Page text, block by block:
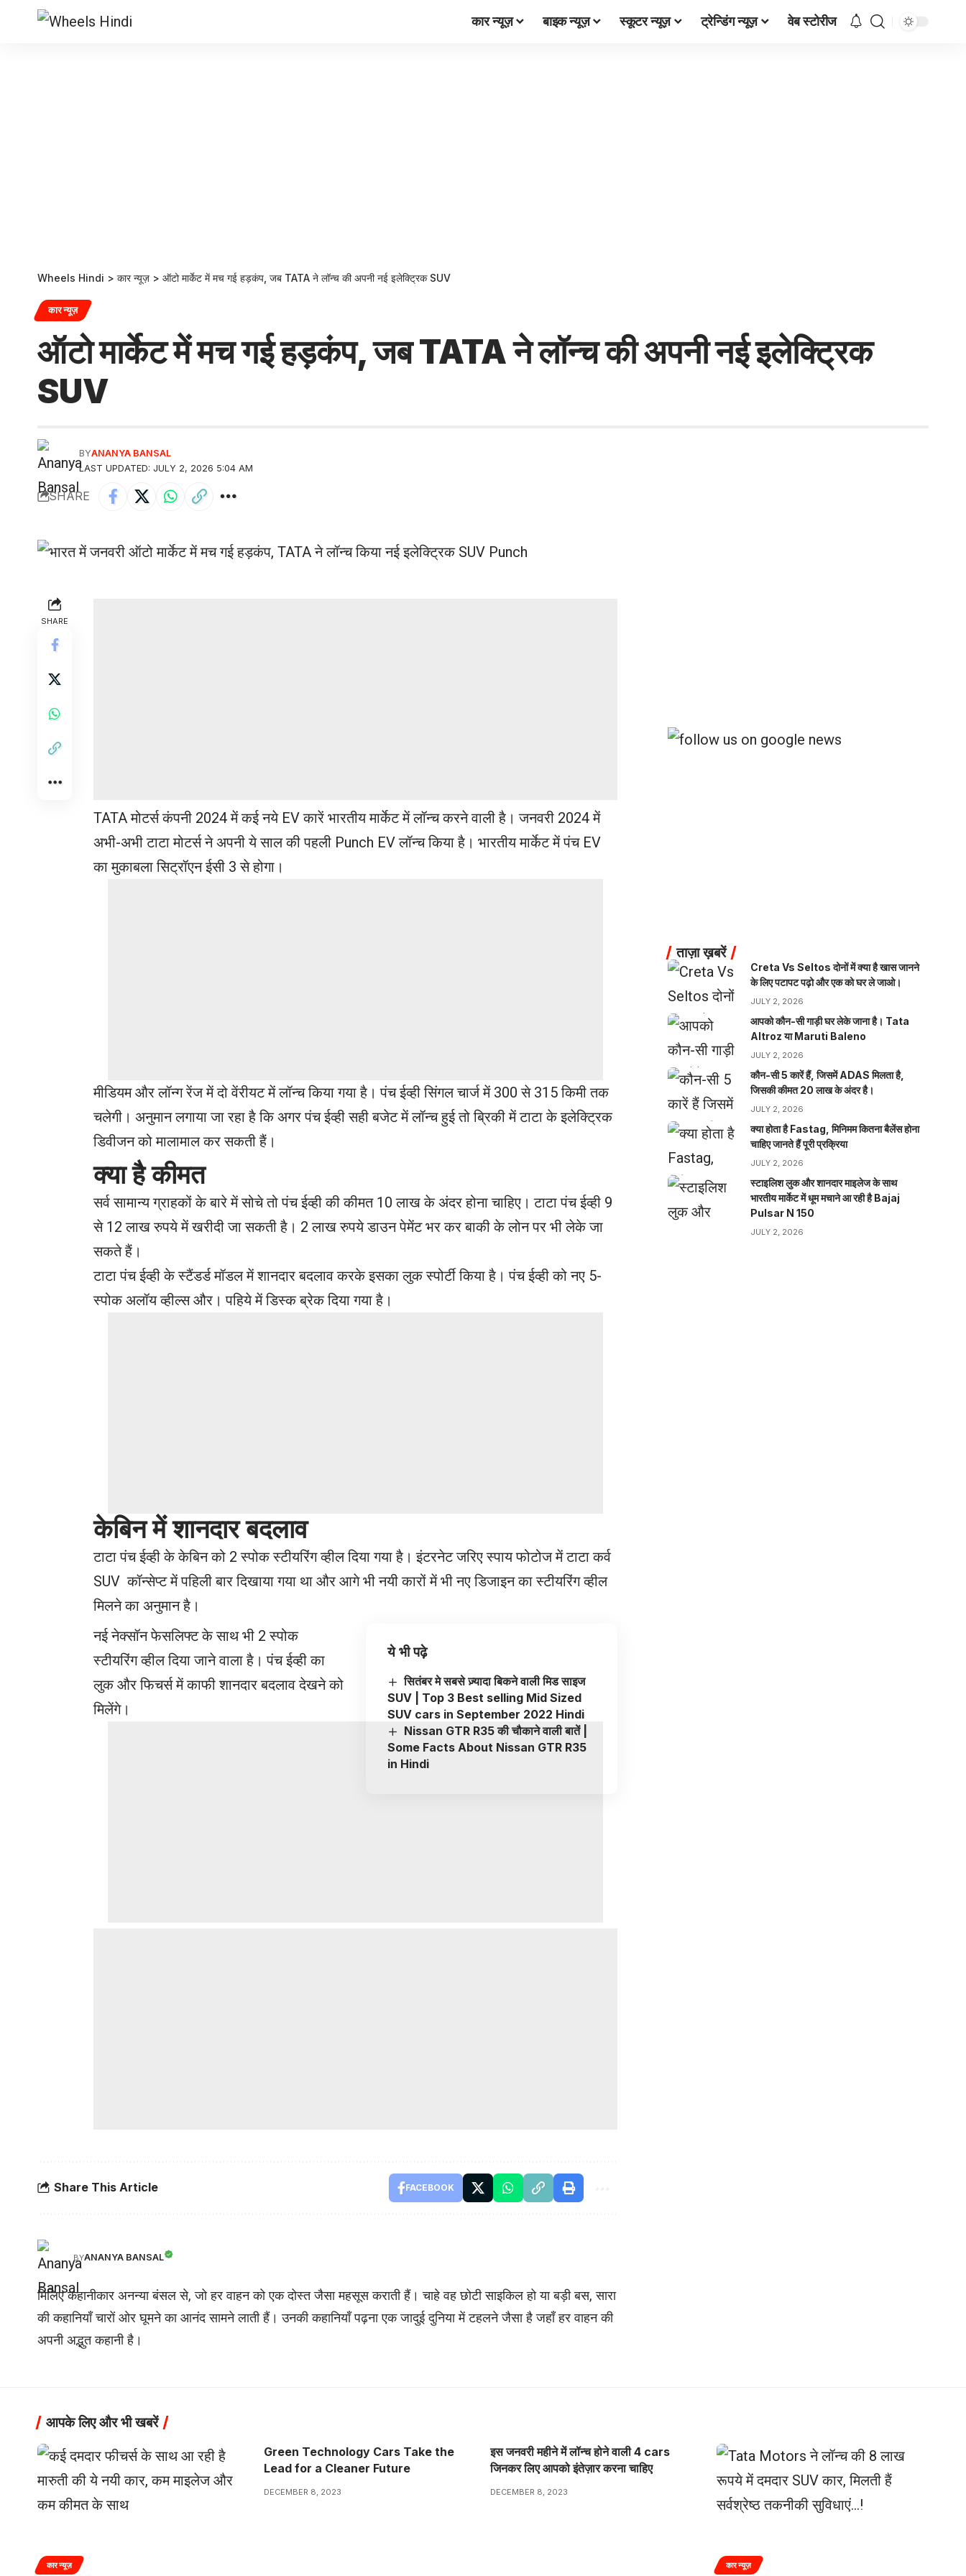
कार न्यूज़ बाइक न्यूज़ स्कूटर न्यूज़ ट्रेन्डिंग न्यूज़ वेब स्टोरीज
Wheels Hindi > कार न्यूज़ > ऑटो मार्केट में मच गई हड़कंप, जब TATA ने लॉन्च की अपनी नई इलेक्ट्रिक SUV
कार न्यूज़
ऑटो मार्केट में मच गई हड़कंप, जब TATA ने लॉन्च की अपनी नई इलेक्ट्रिक
SUV
LAST UPDATED: JULY 2, 2026 5:04 AM
BYANANYA BANSAL
SHARE
SHARE
TATA मोटर्स कंपनी 2024 में कई नये EV कारें भारतीय मार्केट में लॉन्च करने वाली है। जनवरी 2024 में
अभी-अभी टाटा मोटर्स ने अपनी ये साल की पहली Punch EV लॉन्च किया है। भारतीय मार्केट में पंच EV
का मुकाबला सिट्रॉएन ईसी 3 से होगा।
मीडियम और लॉन्ग रेंज में दो वेंरीयट में लॉन्च किया गया है। पंच ईव्ही सिंगल चार्ज में 300 से 315 किमी तक
चलेगी। अनुमान लगाया जा रहा है कि अगर पंच ईव्ही सही बजेट में लॉन्च हुई तो ब्रिकी में टाटा के इलेक्ट्रिक
डिवीजन को मालामाल कर सकती हैं।
क्या है कीमत
सर्व सामान्य ग्राहकों के बारे में सोचे तो पंच ईव्ही की कीमत 10 लाख के अंदर होना चाहिए। टाटा पंच ईव्ही 9
से 12 लाख रुपये में खरीदी जा सकती है। 2 लाख रुपये डाउन पेमेंट भर कर बाकी के लोन पर भी लेके जा
सकते हैं।
टाटा पंच ईव्ही के स्टैंडर्ड मॉडल में शानदार बदलाव करके इसका लुक स्पोर्टी किया है। पंच ईव्ही को नए 5-
स्पोक अलॉय व्हील्स और। पहिये में डिस्क ब्रेक दिया गया है।
केबिन में शानदार बदलाव
टाटा पंच ईव्ही के केबिन को 2 स्पोक स्टीयरिंग व्हील दिया गया है। इंटरनेट जरिए स्पाय फोटोज में टाटा कर्व
SUV कॉन्सेप्ट में पहिली बार दिखाया गया था और आगे भी नयी कारों में भी नए डिजाइन का स्टीयरिंग व्हील
मिलने का अनुमान है।
ये भी पढ़े
सितंबर मे सबसे ज़्यादा बिकने वाली मिड साइज
SUV | Top 3 Best selling Mid Sized
SUV cars in September 2022 Hindi
Nissan GTR R35 की चौकाने वाली बातें |
Some Facts About Nissan GTR R35
in Hindi
नई नेक्सॉन फेसलिफ्ट के साथ भी 2 स्पोक
स्टीयरिंग व्हील दिया जाने वाला है। पंच ईव्ही का
लुक और फिचर्स में काफी शानदार बदलाव देखने को
मिलेंगे।
Share This Article FACEBOOK
BYANANYA BANSAL
मिलिए कहानीकार अनन्या बंसल से, जो हर वाहन को एक दोस्त जैसा महसूस कराती हैं। चाहे वह छोटी साइकिल हो या बड़ी बस, सारा
की कहानियाँ चारों ओर घूमने का आनंद सामने लाती हैं। उनकी कहानियाँ पढ़ना एक जादुई दुनिया में टहलने जैसा है जहाँ हर वाहन की
अपनी अद्भुत कहानी है।
ताज़ा ख़बरें
Creta Vs Seltos दोनों में क्या है खास जानने
के लिए पटापट पढ़ो और एक को घर ले जाओ।
JULY 2, 2026
आपको कौन-सी गाड़ी घर लेके जाना है। Tata
Altroz या Maruti Baleno
JULY 2, 2026
कौन-सी 5 कारें हैं, जिसमें ADAS मिलता है,
जिसकी कीमत 20 लाख के अंदर है।
JULY 2, 2026
क्या होता है Fastag, मिनिमम कितना बैलेंस होना
चाहिए जानते हैं पूरी प्रक्रिया
JULY 2, 2026
स्टाइलिश लुक और शानदार माइलेज के साथ
भारतीय मार्केट में धूम मचाने आ रही है Bajaj
Pulsar N 150
JULY 2, 2026
आपके लिए और भी खबरें
कार न्यूज़
Green Technology Cars Take the
Lead for a Cleaner Future
DECEMBER 8, 2023
इस जनवरी महीने में लॉन्च होने वाली 4 cars
जिनकर लिए आपको इंतेज़ार करना चाहिए
DECEMBER 8, 2023
कार न्यूज़